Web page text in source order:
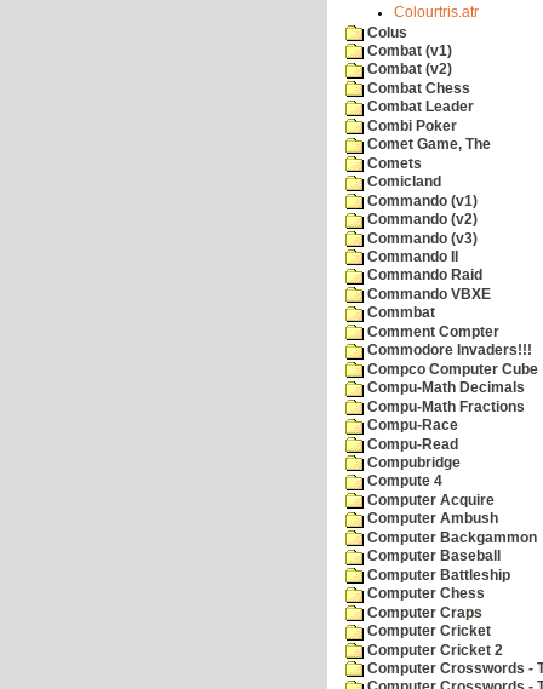
Colourtris.atr
Colus
Combat (v1)
Combat (v2)
Combat Chess
Combat Leader
Combi Poker
Comet Game, The
Comets
Comicland
Commando (v1)
Commando (v2)
Commando (v3)
Commando II
Commando Raid
Commando VBXE
Commbat
Comment Compter
Commodore Invaders!!!
Compco Computer Cube
Compu-Math Decimals
Compu-Math Fractions
Compu-Race
Compu-Read
Compubridge
Compute 4
Computer Acquire
Computer Ambush
Computer Backgammon
Computer Baseball
Computer Battleship
Computer Chess
Computer Craps
Computer Cricket
Computer Cricket 2
Computer Crosswords -